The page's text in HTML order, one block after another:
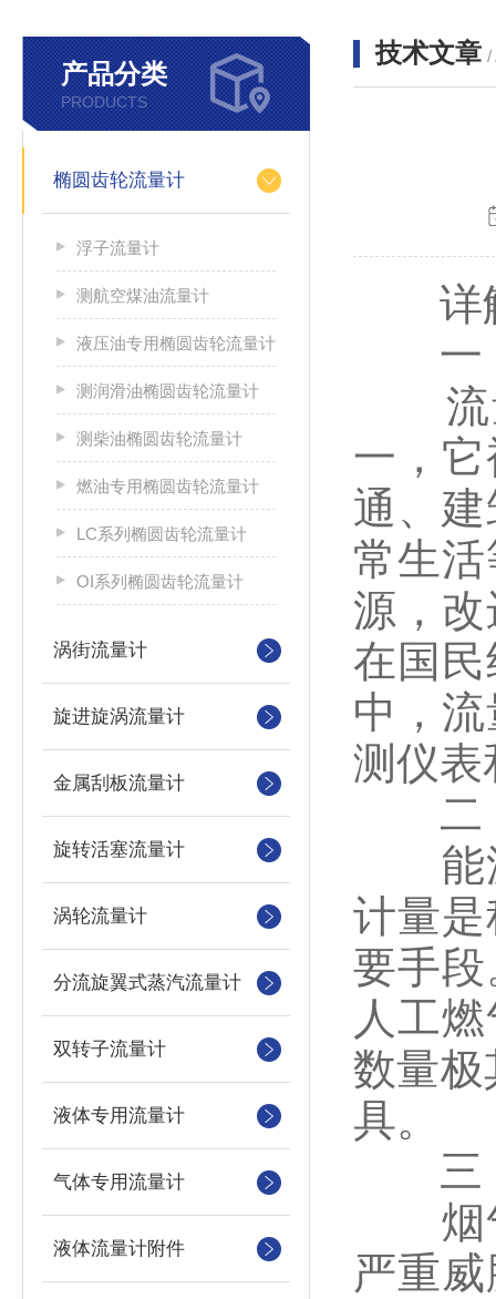
产品分类
PRODUCTS
椭圆齿轮流量计
浮子流量计
测航空煤油流量计
液压油专用椭圆齿轮流量计
测润滑油椭圆齿轮流量计
测柴油椭圆齿轮流量计
燃油专用椭圆齿轮流量计
LC系列椭圆齿轮流量计
OI系列椭圆齿轮流量计
涡街流量计
旋进旋涡流量计
金属刮板流量计
旋转活塞流量计
涡轮流量计
分流旋翼式蒸汽流量计
双转子流量计
液体专用流量计
气体专用流量计
液体流量计附件
技术文章 /
详
一，
流量
一，
通、
常生
源，
在国
中，
测仪表
二，
能源
计量
要手
人工
数量极
具。
三，
烟气
严重